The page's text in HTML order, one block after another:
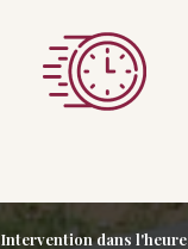
Intervention dans l'heure